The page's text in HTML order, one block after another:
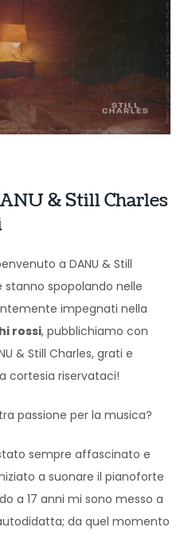
& Still Charles
a DANU & Still
stanno spopolando nelle
impegnati nella
rossi, pubblichiamo con
& Still Charles, grati e
cortesia riservataci!
per la musica?
sempre affascinato e
a suonare il pianoforte
a 17 anni mi sono messo a
da quel momento